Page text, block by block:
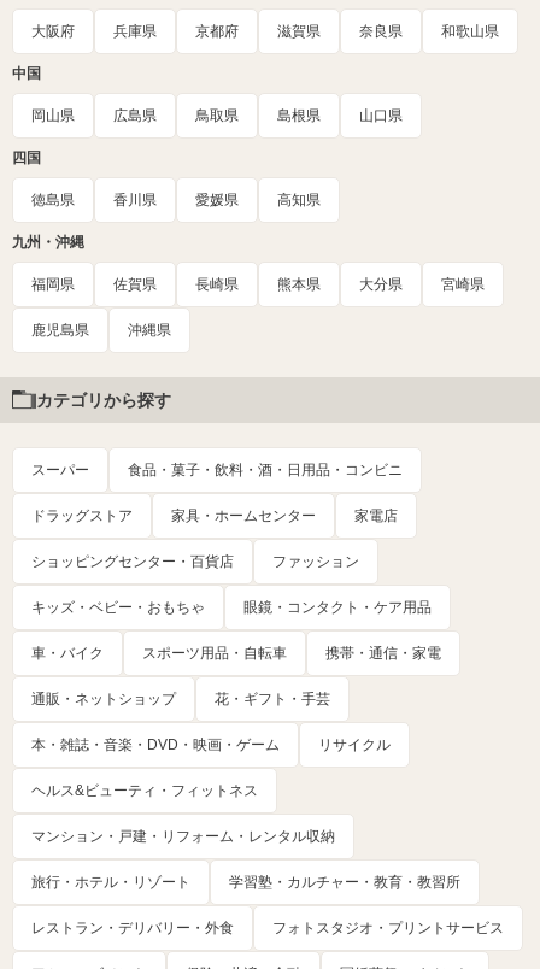
大阪府 兵庫県 京都府 滋賀県 奈良県 和歌山県
中国
岡山県 広島県 鳥取県 島根県 山口県
四国
徳島県 香川県 愛媛県 高知県
九州・沖縄
福岡県 佐賀県 長崎県 熊本県 大分県 宮崎県
鹿児島県 沖縄県
カテゴリから探す
スーパー 食品・菓子・飲料・酒・日用品・コンビニ
ドラッグストア 家具・ホームセンター 家電店
ショッピングセンター・百貨店 ファッション
キッズ・ベビー・おもちゃ 眼鏡・コンタクト・ケア用品
車・バイク スポーツ用品・自転車 携帯・通信・家電
通販・ネットショップ 花・ギフト・手芸
本・雑誌・音楽・DVD・映画・ゲーム リサイクル
ヘルス&ビューティ・フィットネス
マンション・戸建・リフォーム・レンタル収納
旅行・ホテル・リゾート 学習塾・カルチャー・教育・教習所
レストラン・デリバリー・外食 フォトスタジオ・プリントサービス